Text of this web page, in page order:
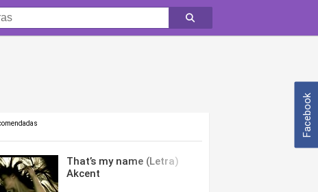
Facebook
That’s my name (Letra)
Akcent